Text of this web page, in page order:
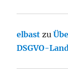
elbast zu
DSGVO-